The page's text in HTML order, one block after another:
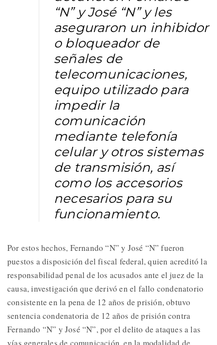
“N” y José “N” y les
aseguraron un inhibidor
o bloqueador de
señales de
telecomunicaciones,
equipo utilizado para
impedir la
comunicación
mediante telefonía
celular y otros sistemas
de transmisión, así
como los accesorios
necesarios para su
funcionamiento.
Por estos hechos, Fernando “N” y José “N” fueron
puestos a disposición del fiscal federal, quien acreditó la
responsabilidad penal de los acusados ante el juez de la
causa, investigación que derivó en el fallo condenatorio
consistente en la pena de 12 años de prisión, obtuvo
sentencia condenatoria de 12 años de prisión contra
Fernando “N” y José “N”, por el delito de ataques a las